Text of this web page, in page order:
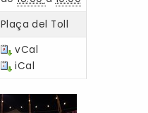
Plaça del Toll
vCal
iCal